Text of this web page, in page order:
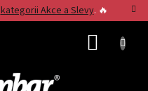
kategorii Akce a Slevy. 🔥